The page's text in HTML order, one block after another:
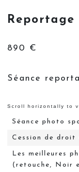
890 €
Séance
Séance photo
Cession de droit
Les meilleures
(retouche, Noir